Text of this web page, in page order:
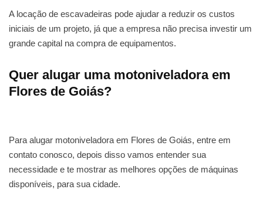
A locação de escavadeiras pode ajudar a reduzir os custos
iniciais de um projeto, já que a empresa não precisa investir um
grande capital na compra de equipamentos.
Quer alugar uma motoniveladora em
Flores de Goiás?
Para alugar motoniveladora em Flores de Goiás, entre em
contato conosco, depois disso vamos entender sua
necessidade e te mostrar as melhores opções de máquinas
disponíveis, para sua cidade.